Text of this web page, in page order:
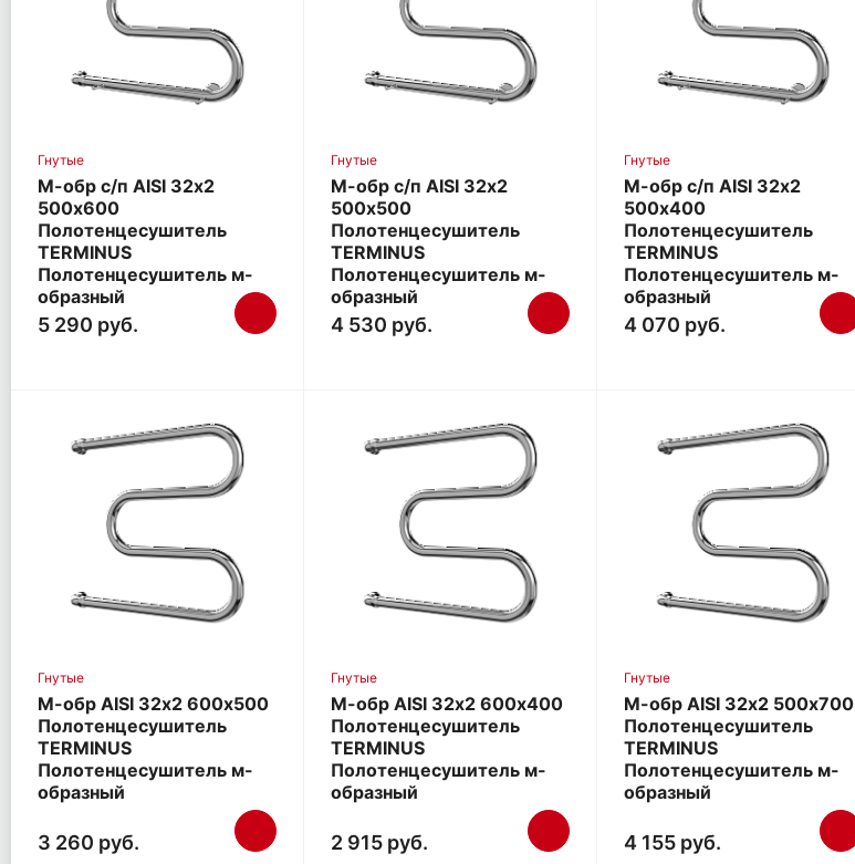
Гнутые
М-обр с/п AISI 32х2
500х600
Полотенцесушитель
TERMINUS
Полотенцесушитель м-
образный
5 290 руб.
Гнутые
М-обр с/п AISI 32х2
500х500
Полотенцесушитель
TERMINUS
Полотенцесушитель м-
образный
4 530 руб.
Гнутые
М-обр с/п AISI 32х2
500х400
Полотенцесушитель
TERMINUS
Полотенцесушитель м-
образный
4 070 руб.
Гнутые
М-обр AISI 32х2 600х500
Полотенцесушитель
TERMINUS
Полотенцесушитель м-
образный
3 260 руб.
Гнутые
М-обр AISI 32х2 600х400
Полотенцесушитель
TERMINUS
Полотенцесушитель м-
образный
2 915 руб.
Гнутые
М-обр AISI 32х2 500х700
Полотенцесушитель
TERMINUS
Полотенцесушитель м-
образный
4 155 руб.